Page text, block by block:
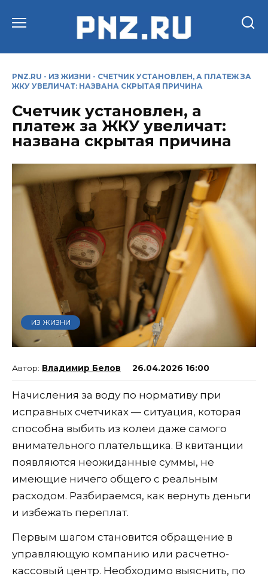
PNZ.RU - ИЗ ЖИЗНИ - СЧЕТЧИК УСТАНОВЛЕН, А ПЛАТЕЖ ЗА
ЖКУ УВЕЛИЧАТ: НАЗВАНА СКРЫТАЯ ПРИЧИНА
Счетчик установлен, а
платеж за ЖКУ увеличат:
названа скрытая причина
ИЗ ЖИЗНИ
Владимир Белов 26.04.2026 16:00
Начисления за воду по нормативу при
исправных счетчиках — ситуация, которая
способна выбить из колеи даже самого
внимательного плательщика. В квитанции
появляются неожиданные суммы, не
имеющие ничего общего с реальным
расходом. Разбираемся, как вернуть деньги
и избежать переплат.
Первым шагом становится обращение в
управляющую компанию или расчетно-
кассовый центр. Необходимо выяснить, по